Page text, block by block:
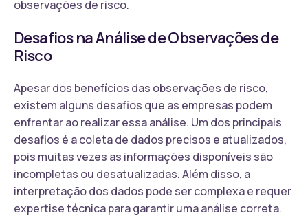
observações de risco.
Desafios na Análise de Observações de
Risco
Apesar dos benefícios das observações de risco,
existem alguns desafios que as empresas podem
enfrentar ao realizar essa análise. Um dos principais
desafios é a coleta de dados precisos e atualizados,
pois muitas vezes as informações disponíveis são
incompletas ou desatualizadas. Além disso, a
interpretação dos dados pode ser complexa e requer
expertise técnica para garantir uma análise correta.